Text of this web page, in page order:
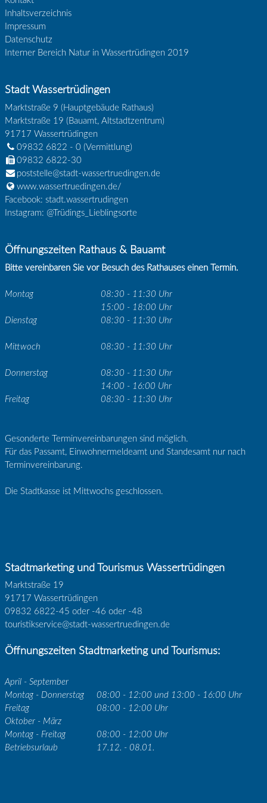
Inhaltsverzeichnis
Impressum
Datenschutz
Interner Bereich Natur in Wassertrüdingen 2019
Stadt Wassertrüdingen
Marktstraße 9 (Hauptgebäude Rathaus)
Marktstraße 19 (Bauamt, Altstadtzentrum)
91717 Wassertrüdingen
09832 6822 - 0(Vermittlung)
09832 6822-30
poststelle@stadt-wassertruedingen.de
www.wassertruedingen.de/
Facebook: stadt.wassertrudingen
Instagram: @Trüdings_Lieblingsorte
Öffnungszeiten Rathaus & Bauamt
Bitte vereinbaren Sie vor Besuch des Rathauses einen Termin.
Montag
08:30 - 11:30 Uhr
15:00 - 18:00 Uhr
Dienstag
08:30 - 11:30 Uhr
Mittwoch 08:30 - 11:30 Uhr
Donnerstag
08:30 - 11:30 Uhr
14:00 - 16:00 Uhr
Freitag
08:30 - 11:30 Uhr
Gesonderte Terminvereinbarungen sind möglich.
Für das Passamt, Einwohnermeldeamt und Standesamt nur nach
Terminvereinbarung.
Die Stadtkasse ist Mittwochs geschlossen.
Stadtmarketing und Tourismus Wassertrüdingen
Marktstraße 19
91717 Wassertrüdingen
09832 6822-45 oder -46 oder -48
touristikservice@stadt-wassertruedingen.de
Öffnungszeiten Stadtmarketing und Tourismus:
April - September
Montag - Donnerstag
08:00 - 12:00 und 13:00 - 16:00 Uhr
Freitag
08:00 - 12:00 Uhr
Oktober - März
Montag - Freitag
08:00 - 12:00 Uhr
Betriebsurlaub
17.12. - 08.01.